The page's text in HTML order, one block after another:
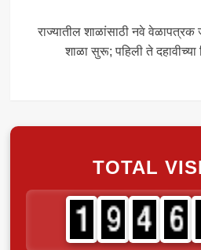
राज्यातील शाळांसाठी नवे
शाळा सुरू; पहिली ते दहावीच्या
TOTAL